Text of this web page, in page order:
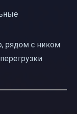
рядом с ником